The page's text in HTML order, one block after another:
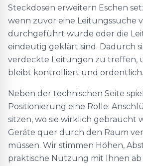
Steckdosen erweitern Eschen
wenn zuvor eine Leitungssuche
durchgeführt wurde oder die
eindeutig geklärt sind. Dadurch
verdeckte Leitungen zu treffen,
bleibt kontrolliert und ordentlich.
Neben der technischen Seite
Positionierung eine Rolle:
sitzen, wo sie wirklich gebraucht
Geräte quer durch den Raum
müssen. Wir stimmen Höhen,
praktische Nutzung mit Ihnen